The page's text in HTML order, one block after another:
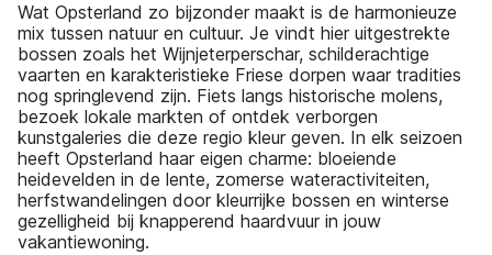
Wat Opsterland zo bijzonder maakt is de harmonieuze
mix tussen natuur en cultuur. Je vindt hier uitgestrekte
bossen zoals het Wijnjeterperschar, schilderachtige
vaarten en karakteristieke Friese dorpen waar tradities
nog springlevend zijn. Fiets langs historische molens,
bezoek lokale markten of ontdek verborgen
kunstgaleries die deze regio kleur geven. In elk seizoen
heeft Opsterland haar eigen charme: bloeiende
heidevelden in de lente, zomerse wateractiviteiten,
herfstwandelingen door kleurrijke bossen en winterse
gezelligheid bij knapperend haardvuur in jouw
vakantiewoning.